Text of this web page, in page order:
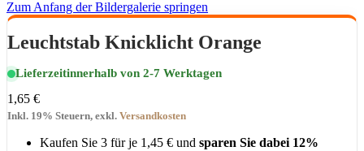
Zum Anfang der Bildergalerie springen
Leuchtstab Knicklicht Orange
Lieferzeitinnerhalb von 2-7 Werktagen
1,65 €
Inkl. 19% Steuern, exkl. Versandkosten
Kaufen Sie 3 für je 1,45 € und sparen Sie dabei 12%